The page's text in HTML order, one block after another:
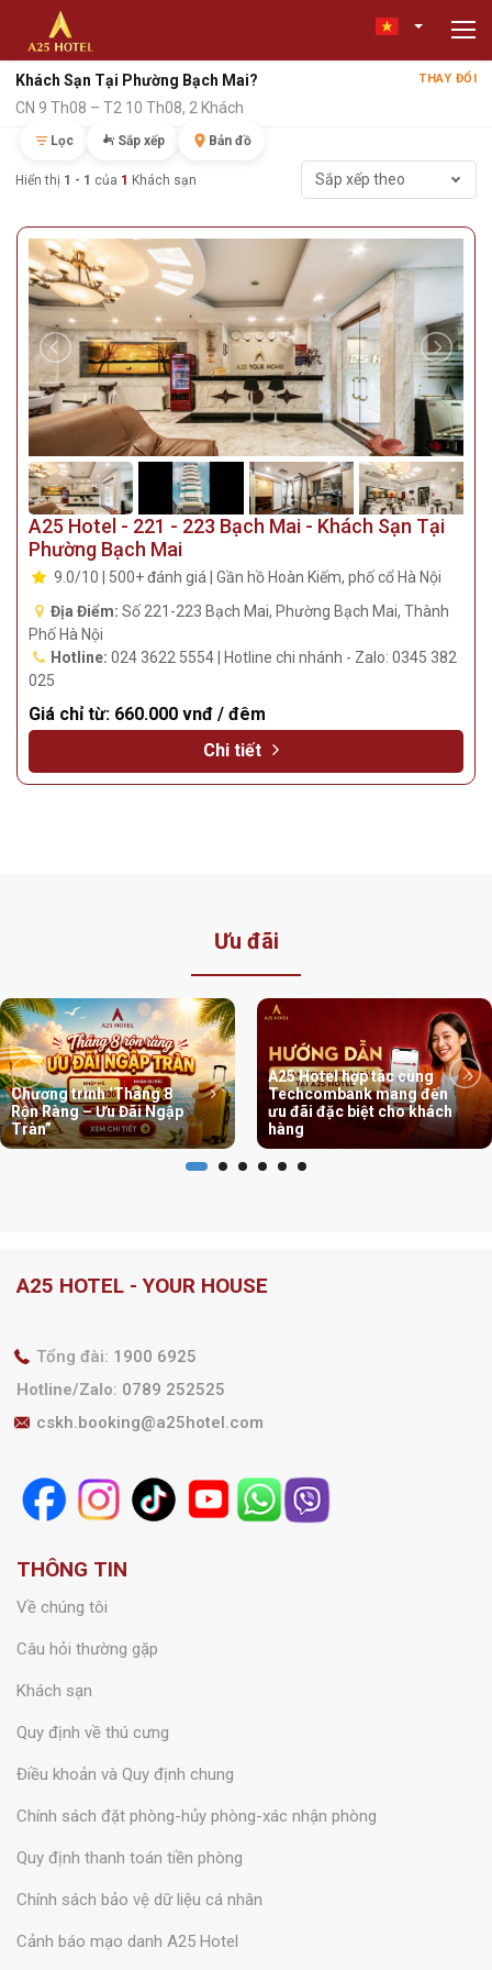
Khách Sạn Tại Phường Bạch Mai? THAY ĐỔI
CN 9 Th08 – T2 10 Th08, 2 Khách
Lọc Sắp xếp Bản đồ
Hiển thị 1 - 1 của 1 Khách sạn Sắp xếp theo
A25 Hotel - 221 - 223 Bạch Mai - Khách Sạn Tại
Phường Bạch Mai
9.0/10 | 500+ đánh giá | Gần hồ Hoàn Kiếm, phố cổ Hà Nội
Địa Điểm: Số 221-223 Bạch Mai, Phường Bạch Mai, Thành
Phố Hà Nội
Hotline: 024 3622 5554 | Hotline chi nhánh - Zalo: 0345 382
025
Giá chỉ từ: 660.000 vnđ / đêm
Chi tiết
Ưu đãi
Chương trình ‘Tháng 8
Rộn Ràng – Ưu Đãi Ngập
Tràn”
A25 Hotel hợp tác cùng
Techcombank mang đến
ưu đãi đặc biệt cho khách
hàng
A25 HOTEL - YOUR HOUSE
Tổng đài: 1900 6925
Hotline/Zalo: 0789 252525
cskh.booking@a25hotel.com
THÔNG TIN
Về chúng tôi
Câu hỏi thường gặp
Khách sạn
Quy định về thú cưng
Điều khoản và Quy định chung
Chính sách đặt phòng-hủy phòng-xác nhận phòng
Quy định thanh toán tiền phòng
Chính sách bảo vệ dữ liệu cá nhân
Cảnh báo mạo danh A25 Hotel